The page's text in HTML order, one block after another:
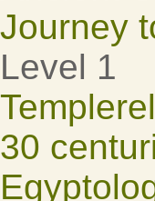
Journey
Level 1
30